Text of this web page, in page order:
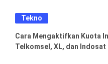
Tekno
Cara Mengaktifkan Kuota
Telkomsel, XL, dan Indosat